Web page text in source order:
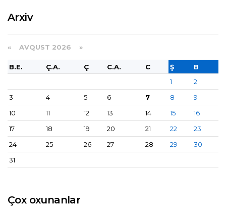
Arxiv
« AVQUST 2026 »
B.E. Ç.A. Ç C.A. C Ş
B
1
2
3
4 5 6 7 8
9
10
11 12 13 14 15
16
17
18 19 20 21 22
23
24
25 26 27 28 29
30
31
Çox oxunanlar